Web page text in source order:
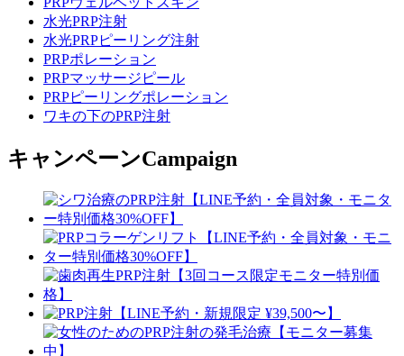
水光PRP注射
水光PRPピーリング注射
PRPポレーション
PRPマッサージピール
PRPピーリングポレーション
ワキの下のPRP注射
キャンペーンCampaign